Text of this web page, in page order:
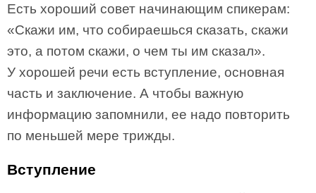
Есть хороший совет начинающим спикерам:
«Скажи им, что собираешься сказать, скажи
это, а потом скажи, о чем ты им сказал».
У хорошей речи есть вступление, основная
часть и заключение. А чтобы важную
информацию запомнили, ее надо повторить
по меньшей мере трижды.
Вступление